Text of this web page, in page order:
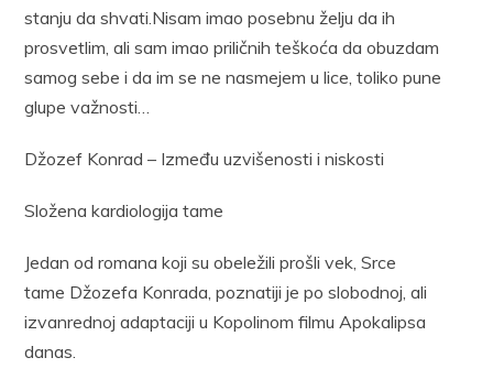
stanju da shvati.Nisam imao posebnu želju da ih
prosvetlim, ali sam imao priličnih teškoća da obuzdam
samog sebe i da im se ne nasmejem u lice, toliko pune
glupe važnosti…
Džozef Konrad – Između uzvišenosti i niskosti
Složena kardiologija tame
Jedan od romana koji su obeležili prošli vek, Srce
tame Džozefa Konrada, poznatiji je po slobodnoj, ali
izvanrednoj adaptaciji u Kopolinom filmu Apokalipsa
danas.